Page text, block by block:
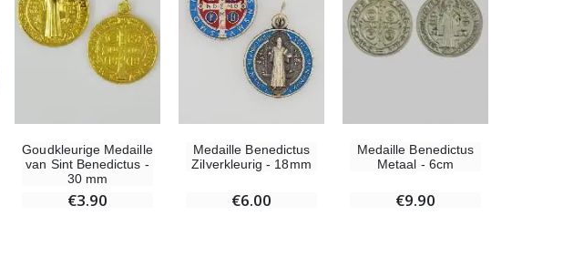
Goudkleurige Medaille
van Sint Benedictus -
30 mm
€3.90
Medaille Benedictus
Zilverkleurig - 18mm
€6.00
Medaille Benedictus
Metaal - 6cm
€9.90